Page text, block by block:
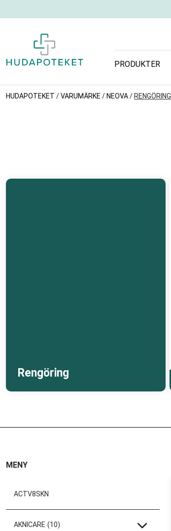
PRODUKTER
HUDAPOTEKET /VARUMÄRKE / NEOVA/ RENGÖRING
Rengöring
MENY
ACTV8SKN
AKNICARE (10)